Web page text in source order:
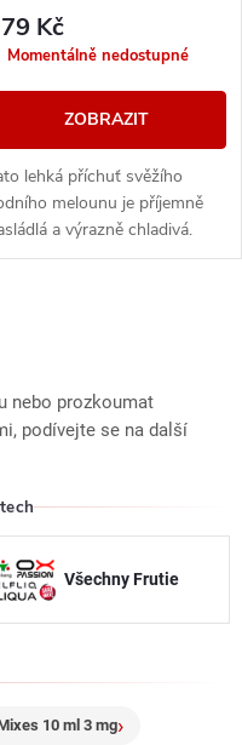
Kč
Momentálně nedostupné
ZOBRAZIT
lehká příchuť svěžího
melounu je příjemně
a výrazně chladivá.
si melounový
nebo prozkoumat
podívejte se na další
Všechny Frutie
10 ml 3 mg